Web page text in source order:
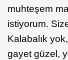
muhteşem
istiyorum.
Kalabalık
gayet güzel,